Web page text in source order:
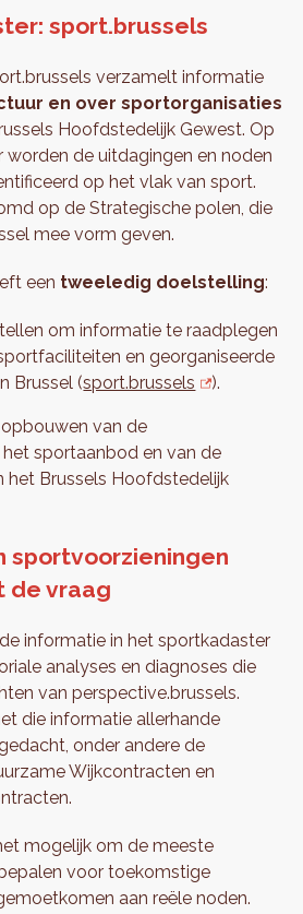
sport.brussels
verzamelt informatie
en over sportorganisaties
Hoofdstedelijk Gewest. Op
worden de uitdagingen en noden
op het vlak van sport.
op de Strategische polen, die
mee vorm geven.
een tweeledig doelstelling:
om informatie te raadplegen
en georganiseerde
Brussel (sport.brussels ).
van de
sportaanbod en van de
het Brussels Hoofdstedelijk
sportvoorzieningen
de vraag
informatie in het sportkadaster
analyses en diagnoses die
van perspective.brussels.
die informatie allerhande
onder andere de
Wijkcontracten en
mogelijk om de meeste
voor toekomstige
aan reële noden.